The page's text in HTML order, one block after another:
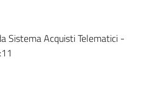
Sistema Acquisti Telematici -